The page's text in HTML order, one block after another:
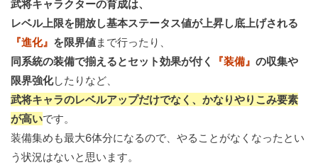
武将キャラクターの育成は、
レベル上限を開放し基本ステータス値が上昇し底上げされる
『進化』 を限界値まで行ったり、
同系統の装備で揃えるとセット効果が付く
『装備』 の収集や
限界強化したりなど、
武将キャラのレベルアップだけでなく、かなりやりこみ要素
が高いです。
装備集めも最大6体分になるので、やることがなくなったとい
う状況はないと思います。